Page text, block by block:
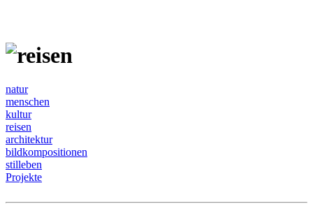
natur
menschen
kultur
reisen
architektur
bildkompositionen
stilleben
Projekte